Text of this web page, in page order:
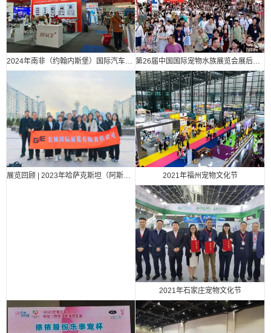
展览回顾 | 2023年哈萨克斯坦（阿斯塔纳）国际汽车零部件、汽车技术及服务展览会（Automechanika Astana） 2021年福州宠物文化节
2021年石家庄宠物文化节